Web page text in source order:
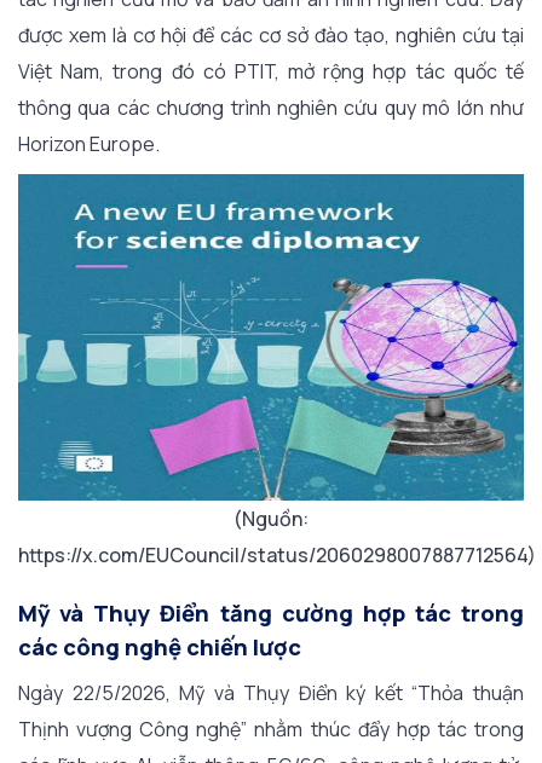
được xem là cơ hội để các cơ sở đào tạo, nghiên cứu tại
Việt Nam, trong đó có PTIT, mở rộng hợp tác quốc tế
thông qua các chương trình nghiên cứu quy mô lớn như
Horizon Europe.
(Nguồn:
https://x.com/EUCouncil/status/2060298007887712564)
Mỹ và Thụy Điển tăng cường hợp tác trong
các công nghệ chiến lược
Ngày 22/5/2026, Mỹ và Thụy Điển ký kết “Thỏa thuận
Thịnh vượng Công nghệ” nhằm thúc đẩy hợp tác trong